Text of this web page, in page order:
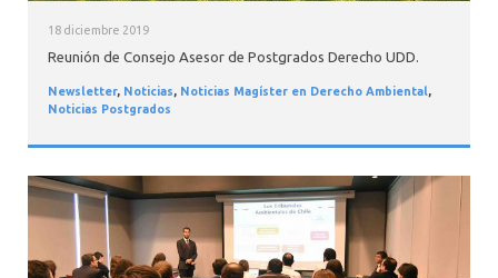
18 diciembre 2019
Reunión de Consejo Asesor de Postgrados Derecho UDD.
Newsletter, Noticias, Noticias Magíster en Derecho Ambiental,
Noticias Postgrados